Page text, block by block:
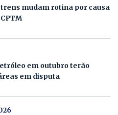
trens mudam rotina por causa
em outubro terão
em disputa